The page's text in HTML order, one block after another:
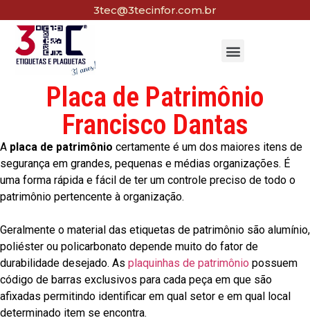
3tec@3tecinfor.com.br
Placa de Patrimônio
Francisco Dantas
A placa de patrimônio certamente é um dos maiores itens de
segurança em grandes, pequenas e médias organizações. É
uma forma rápida e fácil de ter um controle preciso de todo o
patrimônio pertencente à organização.
Geralmente o material das etiquetas de patrimônio são alumínio,
poliéster ou policarbonato depende muito do fator de
durabilidade desejado. As plaquinhas de patrimônio possuem
código de barras exclusivos para cada peça em que são
afixadas permitindo identificar em qual setor e em qual local
determinado item se encontra.